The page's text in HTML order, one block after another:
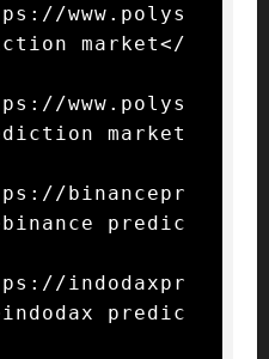
www.polys
market</
www.polys
market
binancepr
predic
indodaxpr
predic